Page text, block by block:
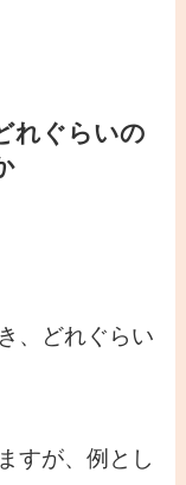
れぐらいの
、どれぐらい
すが、例とし